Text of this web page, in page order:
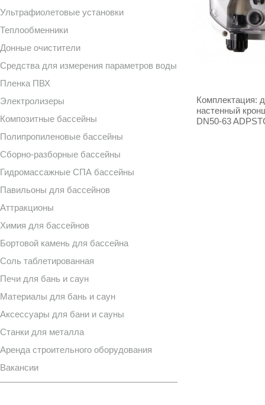
Ультрафиолетовые установки
Теплообменники
Донные очистители
Средства для измерения параметров воды
Пленка ПВХ
Электролизеры
Композитные бассейны
Полипропиленовые бассейны
Сборно-разборные бассейны
Гидромассажные СПА бассейны
Павильоны для бассейнов
Аттракционы
Химия для бассейнов
Бортовой камень для бассейна
Соль таблетированная
Печи для бань и саун
Материалы для бань и саун
Аксессуары для бани и сауны
Станки для металла
Аренда строительного оборудования
Вакансии
Комплектация:
настенный
DN50-63